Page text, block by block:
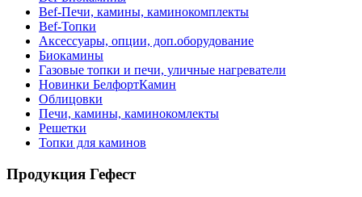
Bef-Печи, камины, каминокомплекты
Bef-Топки
Аксессуары, опции, доп.оборудование
Биокамины
Газовые топки и печи, уличные нагреватели
Новинки БелфортКамин
Облицовки
Печи, камины, каминокомлекты
Решетки
Топки для каминов
Продукция Гефест